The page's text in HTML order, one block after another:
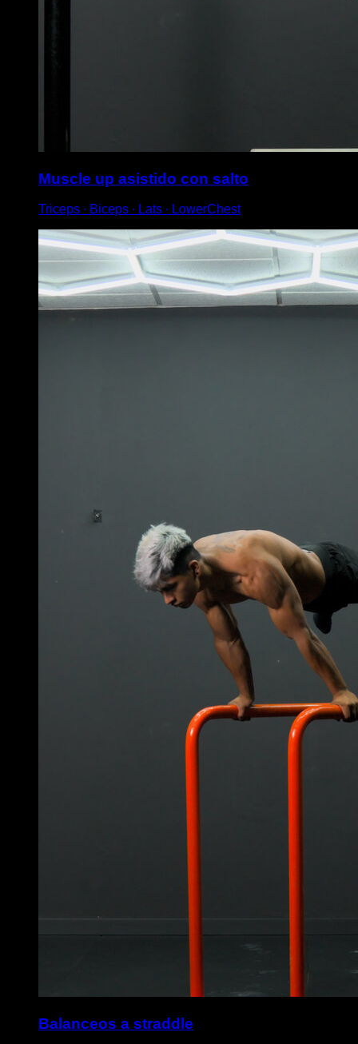
Muscle up asistido con salto
Triceps ∙ Biceps ∙ Lats ∙ LowerChest
Balanceos a straddle